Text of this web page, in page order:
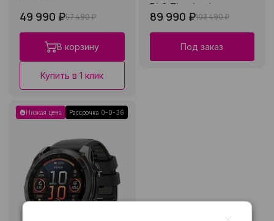
49 990 ₽57 490 ₽
В корзину
Купить в 1 клик
DLC Titanium)
89 990 ₽103 490 ₽
Под заказ
Низкая цена Рассрочка 0-0-36